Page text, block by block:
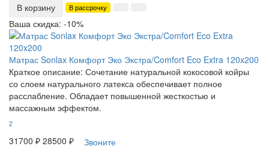
В корзину В рассрочку
Ваша скидка: -10%
Матрас Sonlax Комфорт Эко Экстра/Comfort Eco Extra 120x200
Краткое описание: Сочетание натуральной кокосовой койры
со слоем натурального латекса обеспечивает полное
расслабление. Обладает повышенной жесткостью и
массажным эффектом.
2
31700 ₽ 28500 ₽ Звоните